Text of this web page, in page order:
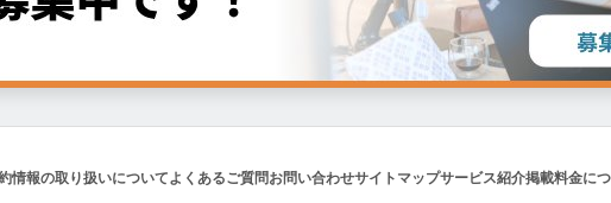
情報の取り扱いについてよくあるご質問お問い合わせサイトマップサービス紹介掲載料金に